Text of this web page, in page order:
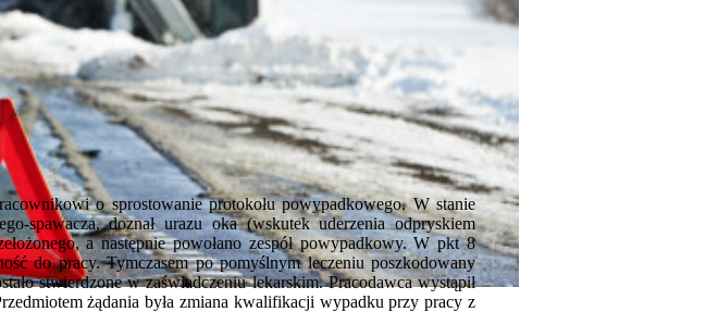
o sprostowanie protokołu powypadkowego. W stanie
spawacza, doznał urazu oka (wskutek uderzenia odpryskiem
a następnie powołano zespół powypadkowy. W pkt 8
do pracy. Tymczasem po pomyślnym leczeniu poszkodowany
stwierdzone w zaświadczeniu lekarskim. Pracodawca wystąpił
żądania była zmiana kwalifikacji wypadku przy pracy z